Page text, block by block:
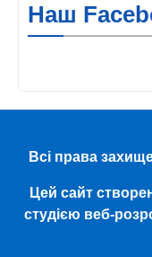
Наш
Всі права
Цей сайт
студією веб-